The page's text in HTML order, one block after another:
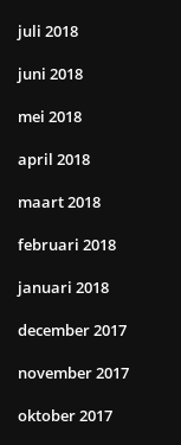
juli 2018
juni 2018
mei 2018
april 2018
maart 2018
februari 2018
januari 2018
december 2017
november 2017
oktober 2017